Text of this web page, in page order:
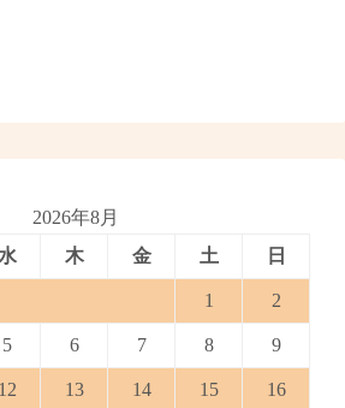
2026年8月
水 木 金 土 日
1 2
5 6 7 8 9
12 13 14 15 16